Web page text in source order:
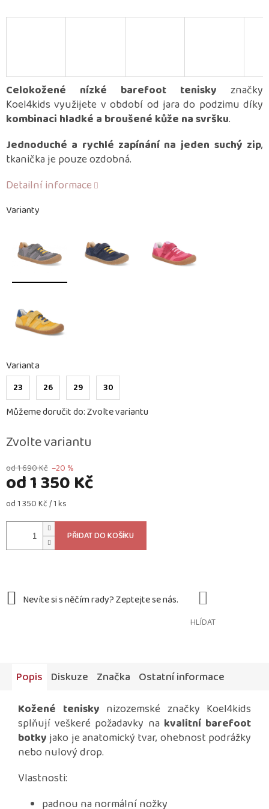
od 1 690 Kč –20 %
od1 350 Kč
Měrná
od 1 350 Kč / 1 ks
Zvolte variantu
Varianty
Varianta
23 26 29 30
Můžeme doručit do:Zvolte variantu
PŘIDAT DO KOŠÍKU
Celokožené nízké barefoot tenisky značky
Koel4kids využijete v období od jara do podzimu díky
kombinaci hladké a broušené kůže na svršku.
Jednoduché a rychlé zapínání na jeden suchý zip,
tkanička je pouze ozdobná.
Detailní informace
HLÍDAT
Popis Diskuze Značka Ostatní informace
Kožené tenisky nizozemské značky Koel4kids
splňují veškeré požadavky na kvalitní barefoot
botkyjako je anatomický tvar, ohebnost podrážky
nebo nulový drop.
Vlastnosti:
padnou na normální nožky